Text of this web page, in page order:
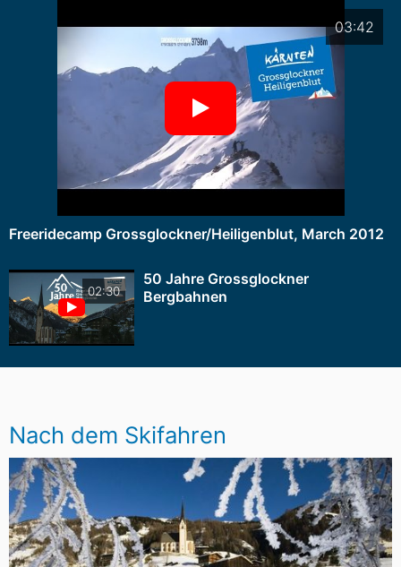
03:42
Freeridecamp Grossglockner/Heiligenblut, March 2012
02:30
50 Jahre Grossglockner
Bergbahnen
Nach dem Skifahren